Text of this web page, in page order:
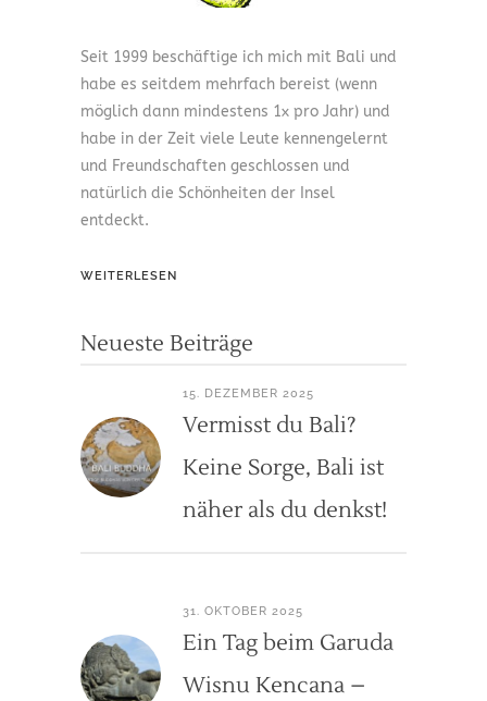
Seit 1999 beschäftige ich mich mit Bali und
habe es seitdem mehrfach bereist (wenn
möglich dann mindestens 1x pro Jahr) und
habe in der Zeit viele Leute kennengelernt
und Freundschaften geschlossen und
natürlich die Schönheiten der Insel
entdeckt.
WEITERLESEN
Neueste Beiträge
15. DEZEMBER 2025
Vermisst du Bali?
Keine Sorge, Bali ist
näher als du denkst!
31. OKTOBER 2025
Ein Tag beim Garuda
Wisnu Kencana –